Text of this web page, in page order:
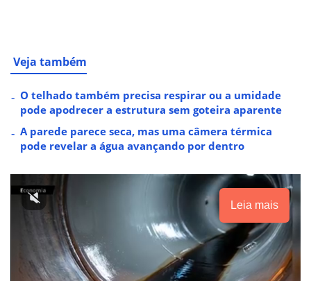
Veja também
O telhado também precisa respirar ou a umidade
pode apodrecer a estrutura sem goteira aparente
A parede parece seca, mas uma câmera térmica
pode revelar a água avançando por dentro
Leia mais